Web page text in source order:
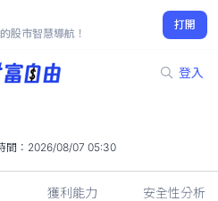
股市智慧導航！
打開
登入
-0.95%
間： 2026/08/07 05:30
獲利能力 安全性分析